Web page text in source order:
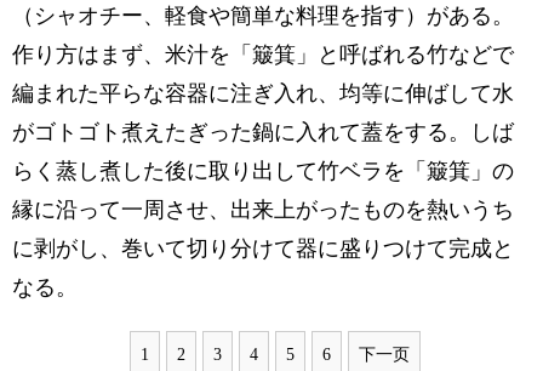
（シャオチー、軽食や簡単な料理を指す）がある。
作り方はまず、米汁を「簸箕」と呼ばれる竹などで
編まれた平らな容器に注ぎ入れ、均等に伸ばして水
がゴトゴト煮えたぎった鍋に入れて蓋をする。しば
らく蒸し煮した後に取り出して竹ベラを「簸箕」の
縁に沿って一周させ、出来上がったものを熱いうち
に剥がし、巻いて切り分けて器に盛りつけて完成と
なる。
1 2 3 4 5 6 下一页